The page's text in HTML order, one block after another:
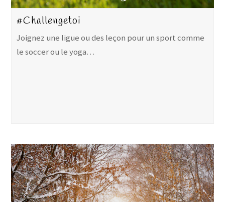
#Challengetoi
Joignez une ligue ou des leçon pour un sport comme
le soccer ou le yoga…